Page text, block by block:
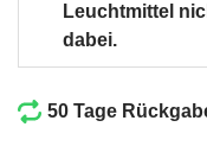
Leuchtmittel
dabei.
50 Tage